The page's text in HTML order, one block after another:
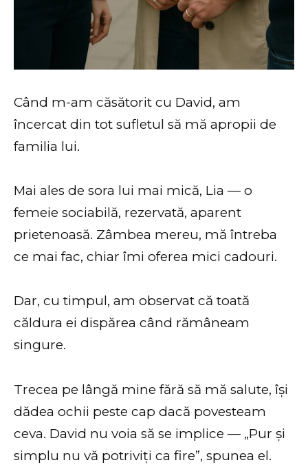
Când m-am căsătorit cu David, am
încercat din tot sufletul să mă apropii de
familia lui.
Mai ales de sora lui mai mică, Lia — o
femeie sociabilă, rezervată, aparent
prietenoasă. Zâmbea mereu, mă întreba
ce mai fac, chiar îmi oferea mici cadouri.
Dar, cu timpul, am observat că toată
căldura ei dispărea când rămâneam
singure.
Trecea pe lângă mine fără să mă salute, își
dădea ochii peste cap dacă povesteam
ceva. David nu voia să se implice — „Pur și
simplu nu vă potriviți ca fire”, spunea el.